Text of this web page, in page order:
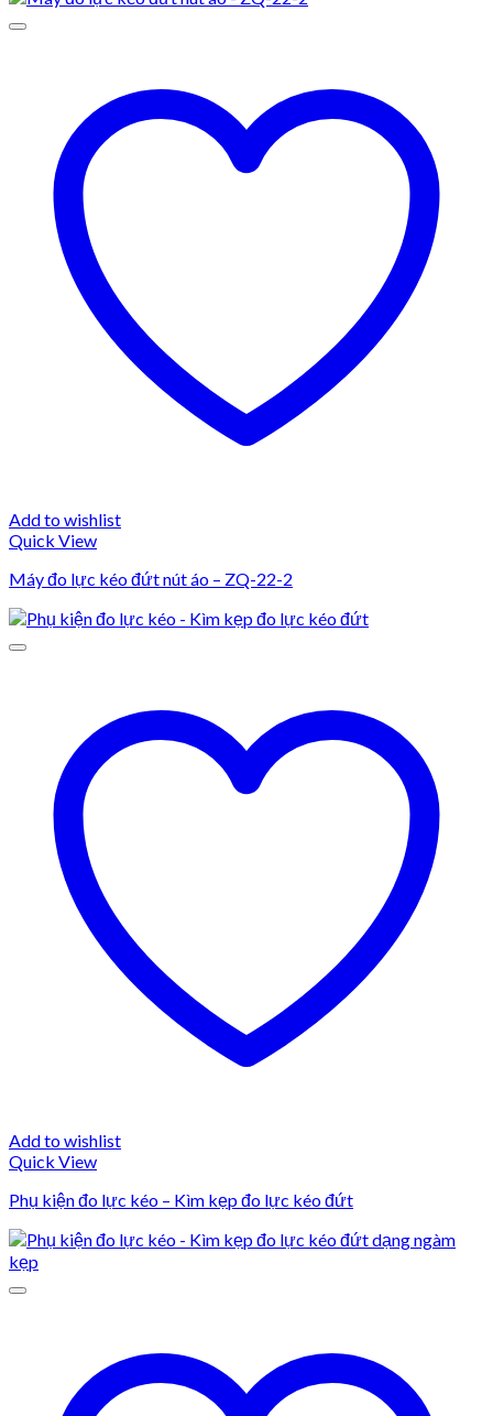
Add to wishlist
Quick View
Máy đo lực kéo đứt nút áo – ZQ-22-2
Add to wishlist
Quick View
Phụ kiện đo lực kéo – Kìm kẹp đo lực kéo đứt